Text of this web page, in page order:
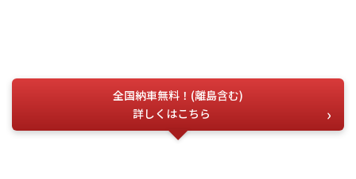
全国納車無料！(離島含む)
詳しくはこちら